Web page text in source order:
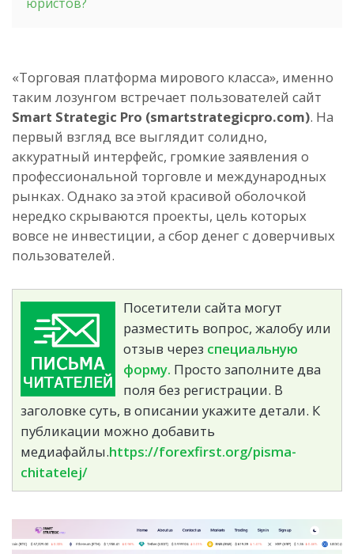
«Торговая платформа мирового класса», именно
таким лозунгом встречает пользователей сайт
Smart Strategic Pro (smartstrategicpro.com). На
первый взгляд все выглядит солидно,
аккуратный интерфейс, громкие заявления о
профессиональной торговле и международных
рынках. Однако за этой красивой оболочкой
нередко скрываются проекты, цель которых
вовсе не инвестиции, а сбор денег с доверчивых
пользователей.
Посетители сайта могут
разместить вопрос, жалобу или
отзыв через специальную
форму. Просто заполните два
поля без регистрации. В
заголовке суть, в описании укажите детали. К
публикации можно добавить
медиафайлы.https://forexfirst.org/pisma-
chitatelej/